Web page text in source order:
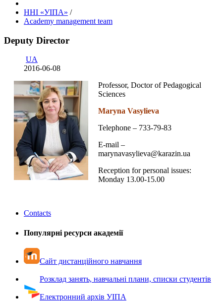
ННІ «УІПА» /
Academy management team
Deputy Director
UA
2016-06-08
Professor, Doctor of Pedagogical
Sciences
Maryna Vasylieva
Telephone – 733-79-83
E-mail –
marynavasylieva@karazin.ua
Reception for personal issues:
Monday 13.00-15.00
Contacts
Популярні ресурси академії
Сайт дистанційного навчання
Розклад занять, навчальні плани, списки студентів
Електронний архів УІПА